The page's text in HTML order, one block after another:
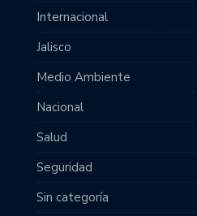
Internacional
Jalisco
Medio Ambiente
Nacional
Salud
Seguridad
Sin categoría